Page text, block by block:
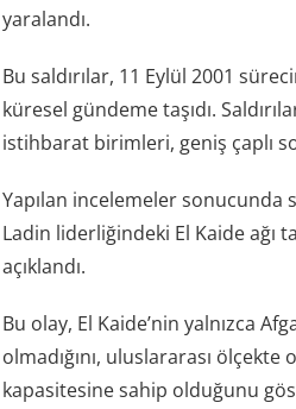
yaralandı.
Bu saldırılar, 11 Eylül 2001
küresel gündeme taşıdı.
istihbarat birimleri, geniş çaplı
Yapılan incelemeler sonucunda
Ladin liderliğindeki El Kaide ağı
açıklandı.
Bu olay, El Kaide’nin yalnızca
olmadığını, uluslararası
kapasitesine sahip olduğunu